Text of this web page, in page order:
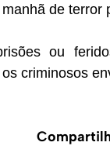
de terror
ou
criminosos